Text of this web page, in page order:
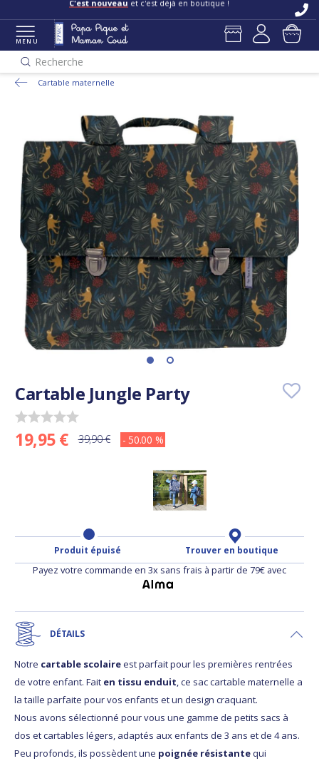
C'est nouveau et c'est déjà en boutique !
MENU
Recherche
Cartable maternelle
Cartable Jungle Party
19,95 € 39,90 € - 50.00 %
Produit épuisé Trouver en boutique
Payez votre commande en 3x sans frais à partir de 79€ avec
DÉTAILS
Notre cartable scolaireest parfait pour les premières rentrées
de votre enfant. Fait en tissu enduit, ce sac cartable maternelle a
la taille parfaite pour vos enfants et un design craquant.
Nous avons sélectionné pour vous une gamme de petits sacs à
dos et cartables légers, adaptés aux enfants de 3 ans et de 4 ans.
Peu profonds, ils possèdent une poignée résistantequi